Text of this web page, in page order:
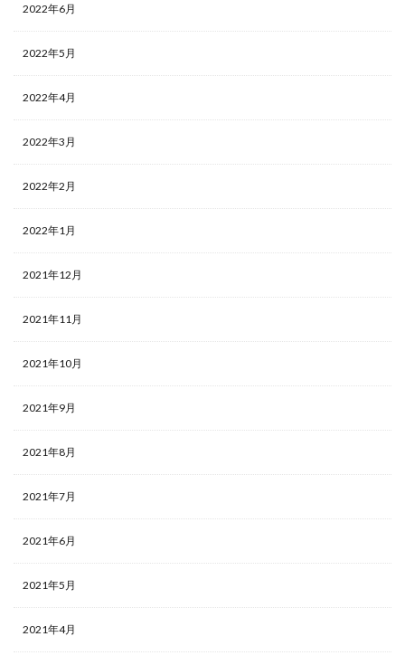
2022年6月
2022年5月
2022年4月
2022年3月
2022年2月
2022年1月
2021年12月
2021年11月
2021年10月
2021年9月
2021年8月
2021年7月
2021年6月
2021年5月
2021年4月